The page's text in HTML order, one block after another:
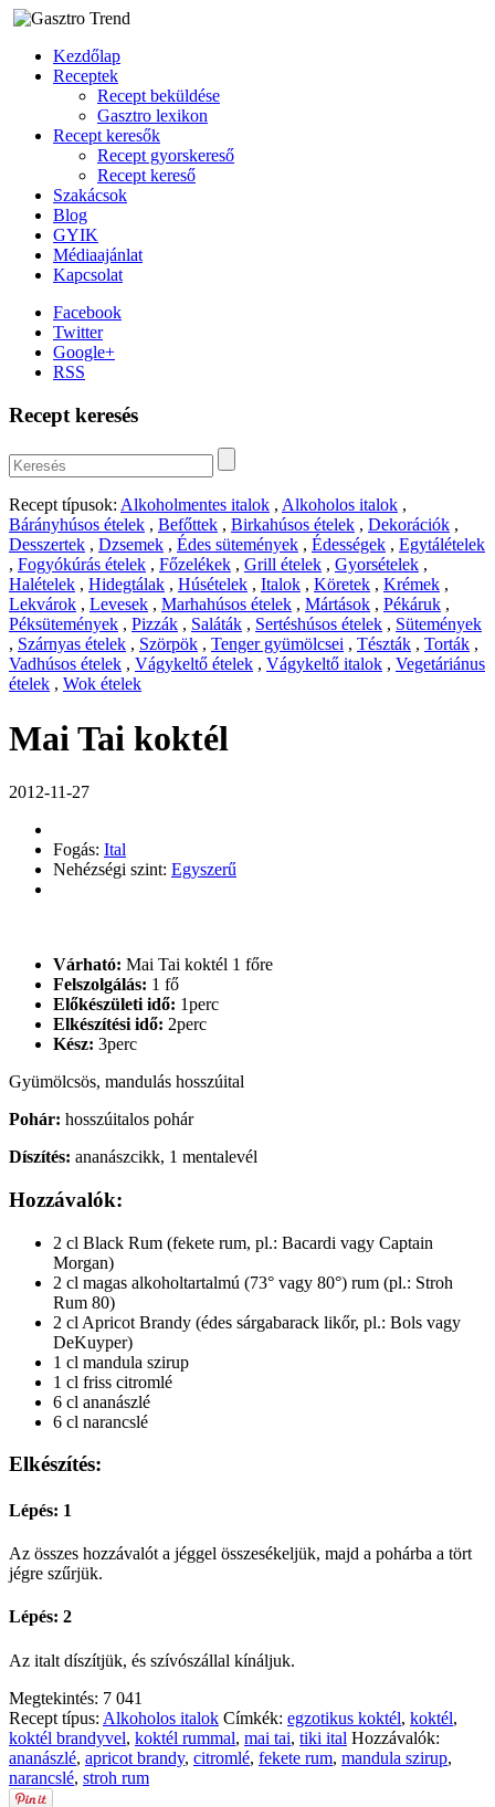
Kezdőlap
Receptek
Recept beküldése
Gasztro lexikon
Recept keresők
Recept gyorskereső
Recept kereső
Szakácsok
Blog
GYIK
Médiaajánlat
Kapcsolat
Facebook
Twitter
Google+
RSS
Recept keresés
Recept típusok: Alkoholmentes italok , Alkoholos italok ,
Bárányhúsos ételek , Befőttek , Birkahúsos ételek , Dekorációk ,
Desszertek , Dzsemek , Édes sütemények , Édességek , Egytálételek
, Fogyókúrás ételek , Főzelékek , Grill ételek , Gyorsételek ,
Halételek , Hidegtálak , Húsételek , Italok , Köretek , Krémek ,
Lekvárok , Levesek , Marhahúsos ételek , Mártások , Pékáruk ,
Péksütemények , Pizzák , Saláták , Sertéshúsos ételek , Sütemények
, Szárnyas ételek , Szörpök , Tenger gyümölcsei , Tészták , Torták ,
Vadhúsos ételek , Vágykeltő ételek , Vágykeltő italok , Vegetáriánus
ételek , Wok ételek
Mai Tai koktél
2012-11-27
Fogás: Ital
Nehézségi szint: Egyszerű
Várható: Mai Tai koktél 1 főre
Felszolgálás: 1 fő
Előkészületi idő: 1perc
Elkészítési idő: 2perc
Kész: 3perc
Gyümölcsös, mandulás hosszúital
Pohár: hosszúitalos pohár
Díszítés: ananászcikk, 1 mentalevél
Hozzávalók:
2 cl Black Rum (fekete rum, pl.: Bacardi vagy Captain
Morgan)
2 cl magas alkoholtartalmú (73° vagy 80°) rum (pl.: Stroh
Rum 80)
2 cl Apricot Brandy (édes sárgabarack likőr, pl.: Bols vagy
DeKuyper)
1 cl mandula szirup
1 cl friss citromlé
6 cl ananászlé
6 cl narancslé
Elkészítés:
Lépés: 1
Az összes hozzávalót a jéggel összesékeljük, majd a pohárba a tört
jégre szűrjük.
Lépés: 2
Az italt díszítjük, és szívószállal kínáljuk.
Megtekintés: 7 041
Recept típus: Alkoholos italok Címkék: egzotikus koktél, koktél,
koktél brandyvel, koktél rummal, mai tai, tiki ital Hozzávalók:
ananászlé, apricot brandy, citromlé, fekete rum, mandula szirup,
narancslé, stroh rum